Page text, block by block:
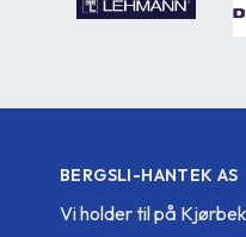
BERGSLI-HANTEK AS
Vi holder til på